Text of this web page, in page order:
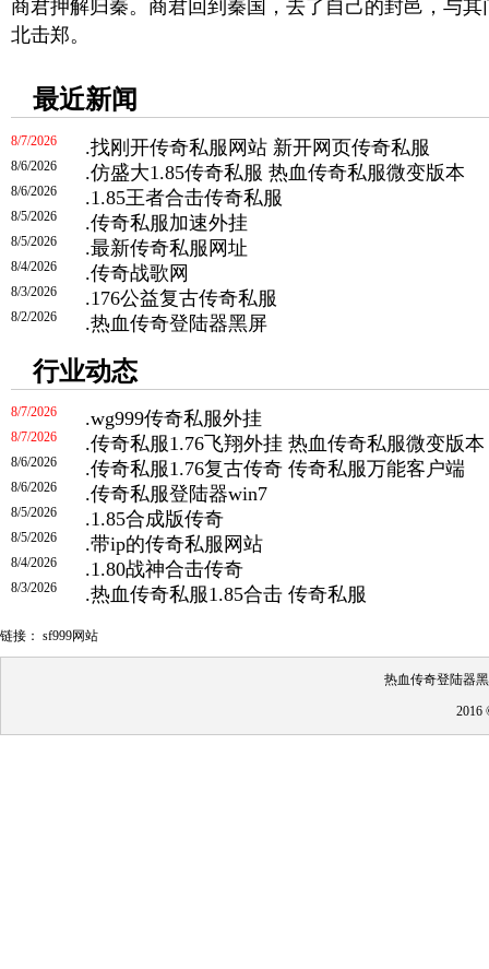
商君押解归秦。商君回到秦国，去了自己的封邑，与
北击郑。
最近新闻
.找刚开传奇私服网站 新开网页传奇私服
8/7/2026
.仿盛大1.85传奇私服 热血传奇私服微变版本
8/6/2026
.1.85王者合击传奇私服
8/6/2026
.传奇私服加速外挂
8/5/2026
.最新传奇私服网址
8/5/2026
.传奇战歌网
8/4/2026
.176公益复古传奇私服
8/3/2026
.热血传奇登陆器黑屏
8/2/2026
行业动态
.wg999传奇私服外挂
8/7/2026
.传奇私服1.76飞翔外挂 热血传奇私服微变版本
8/7/2026
.传奇私服1.76复古传奇 传奇私服万能客户端
8/6/2026
.传奇私服登陆器win7
8/6/2026
.1.85合成版传奇
8/5/2026
.带ip的传奇私服网站
8/5/2026
.1.80战神合击传奇
8/4/2026
.热血传奇私服1.85合击 传奇私服
8/3/2026
链接： sf999网站
热血传奇登陆器
2016